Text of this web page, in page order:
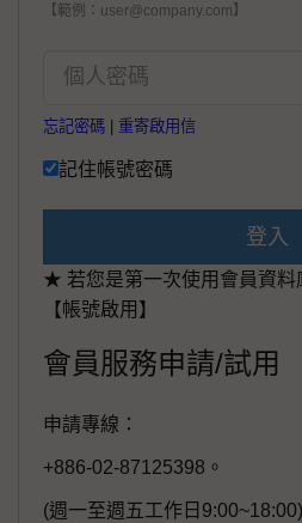
【範例：user@company.com】
忘記密碼 重寄啟用信
記住帳號密碼
登入
★ 若您是第一次使用會員資料
【帳號啟用】
會員服務申請/試用
申請專線：
+886-02-87125398。
(週一至週五工作日9:00~18:00)